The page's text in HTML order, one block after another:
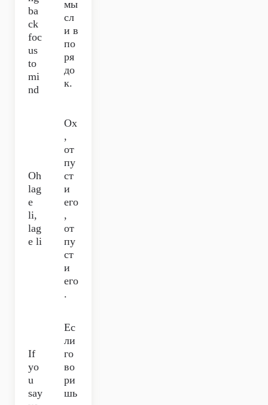
ba
ck
foc
us
to
mi
nd
мы
сл
и в
по
ря
до
к.
Oh
lag
e
li,
lag
e li
Ох
,
от
пу
ст
и
его
,
от
пу
ст
и
его
.
If
yo
u
say
Ес
ли
го
во
ри
шь